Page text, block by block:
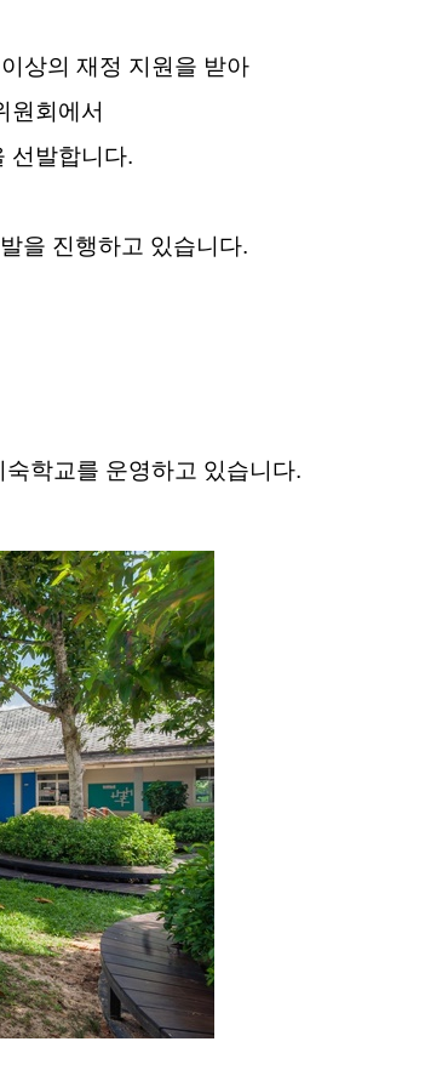
상의 재정 지원을 받아
원회에서
선발합니다.
을 진행하고 있습니다.
학교를 운영하고 있습니다.